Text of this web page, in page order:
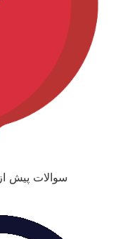
سوالات پیش